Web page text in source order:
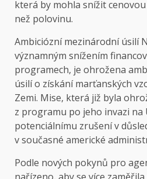
která by mohla snížit
než polovinu.
Ambiciózní mezinárodní úsilí
významným snížením
programech, je ohrožena
úsilí o získání marťanských
Zemi. Mise, která již byla
z programu po jeho invazi na
potenciálnímu zrušení v
v současné americké
Podle nových pokynů pro